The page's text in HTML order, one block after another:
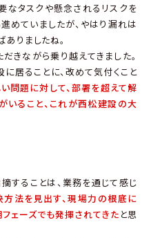
なタスクや懸念されるリスクを
めていましたが、やはり漏れは
りましたね。
きながら乗り越えてきました。
居ることに、改めて気付くこと
問題に対して、部署を超えて解
いること、これが西松建設の大
することは、業務を通じて感じ
法を見出す、現場力の根底に
ェーズでも発揮されてきた と思